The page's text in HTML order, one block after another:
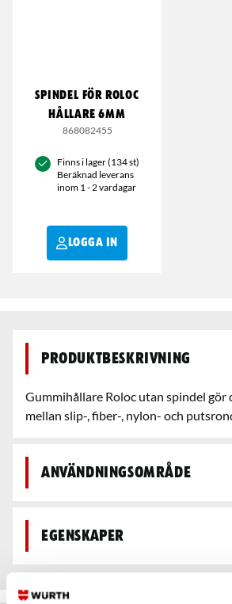
SPINDEL FÖR ROLOC
HÅLLARE 6MM
868082455
Finns i lager (134 st)
Beräknad leverans
inom 1 - 2 vardagar
LOGGA IN
Produktbeskrivning
Gummihållare Roloc utan spindel
mellan slip-, fiber-, nylon- och
Användningsområde
Egenskaper